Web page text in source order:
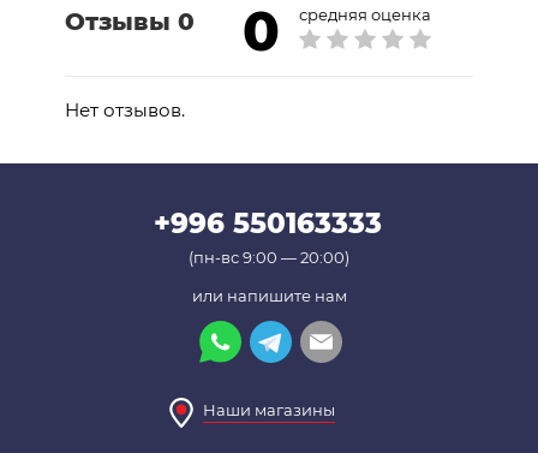
Отзывы 0 0 средняя оценка
Нет отзывов.
+996 550163333
(пн-вс 9:00 — 20:00)
или напишите нам
Наши магазины